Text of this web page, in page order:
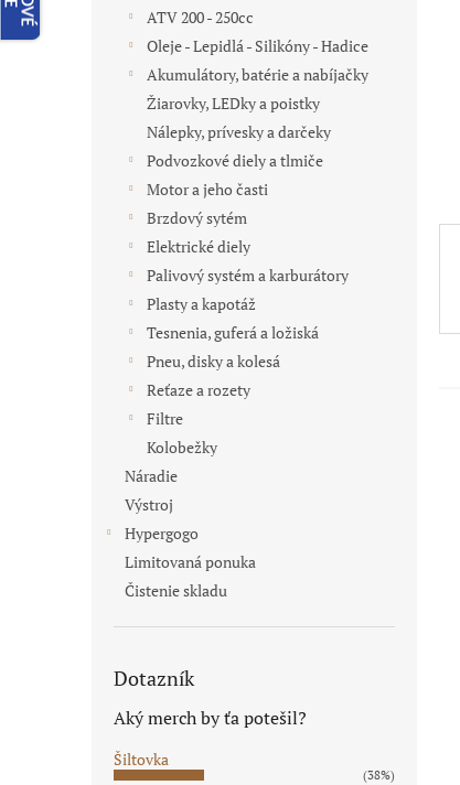
ATV 200 - 250cc
Oleje - Lepidlá - Silikóny - Hadice
Akumulátory, batérie a nabíjačky
Žiarovky, LEDky a poistky
Nálepky, prívesky a darčeky
Podvozkové diely a tlmiče
Motor a jeho časti
Brzdový sytém
Elektrické diely
Palivový systém a karburátory
Plasty a kapotáž
Tesnenia, guferá a ložiská
Pneu, disky a kolesá
Reťaze a rozety
Filtre
Kolobežky
Náradie
Výstroj
Hypergogo
Limitovaná ponuka
Čistenie skladu
Dotazník
Aký merch by ťa potešil?
Šiltovka
(38%)